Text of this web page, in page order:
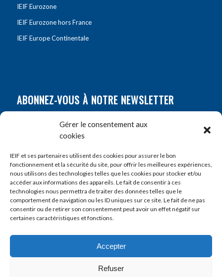
Gérer le consentement aux
cookies
IEIF et ses partenaires utilisent des cookies pour assurer le bon
fonctionnement et la sécurité du site, pour offrir les meilleures expériences,
nous utilisons des technologies telles que les cookies pour stocker et/ou
accéder aux informations des appareils. Le fait de consentir à ces
technologies nous permettra de traiter des données telles que le
comportement de navigation ou les ID uniques sur ce site. Le fait de ne pas
consentir ou de retirer son consentement peut avoir un effet négatif sur
certaines caractéristiques et fonctions.
Accepter
Refuser
IEIF Eurozone
IEIF Eurozone hors France
IEIF Europe Continentale
ABONNEZ-VOUS À NOTRE NEWSLETTER
Prénom*
E-mail*